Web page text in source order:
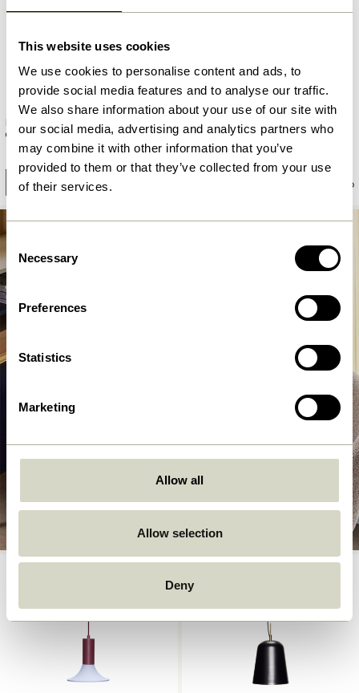
This website uses cookies
We use cookies to personalise content and ads, to
provide social media features and to analyse our traffic.
We also share information about your use of our site with
our social media, advertising and analytics partners who
may combine it with other information that you’ve
provided to them or that they’ve collected from your use
of their services.
Consent
Selection
Necessary
Preferences
Statistics
Marketing
Allow all
Allow selection
Deny
Noir Sengebord Sort
2.049,00kr.
Tilføj til kurv
Play Køkkenrulleholder
Blå/Grå/Grøn
469,00kr.